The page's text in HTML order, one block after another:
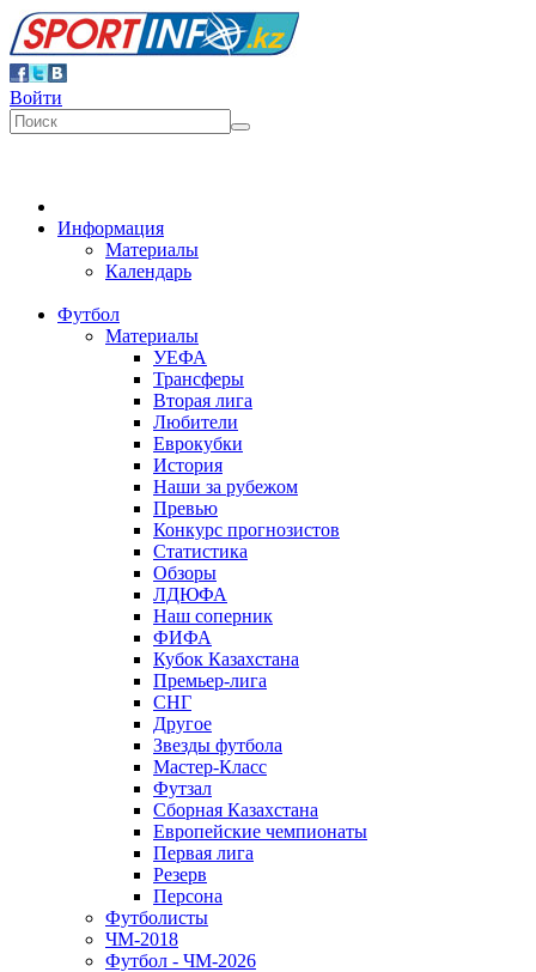
Войти
Информация
Материалы
Календарь
Футбол
Материалы
УЕФА
Трансферы
Вторая лига
Любители
Еврокубки
История
Наши за рубежом
Превью
Конкурс прогнозистов
Статистика
Обзоры
ЛДЮФА
Наш соперник
ФИФА
Кубок Казахстана
Премьер-лига
СНГ
Другое
Звезды футбола
Мастер-Класс
Футзал
Сборная Казахстана
Европейские чемпионаты
Первая лига
Резерв
Персона
Футболисты
ЧМ-2018
Футбол - ЧМ-2026